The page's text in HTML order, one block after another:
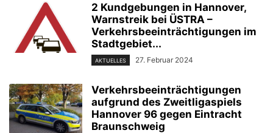
2 Kundgebungen in Hannover,
Warnstreik bei ÜSTRA –
Verkehrsbeeinträchtigungen im
Stadtgebiet...
AKTUELLES 27. Februar 2024
Verkehrsbeeinträchtigungen
aufgrund des Zweitligaspiels
Hannover 96 gegen Eintracht
Braunschweig